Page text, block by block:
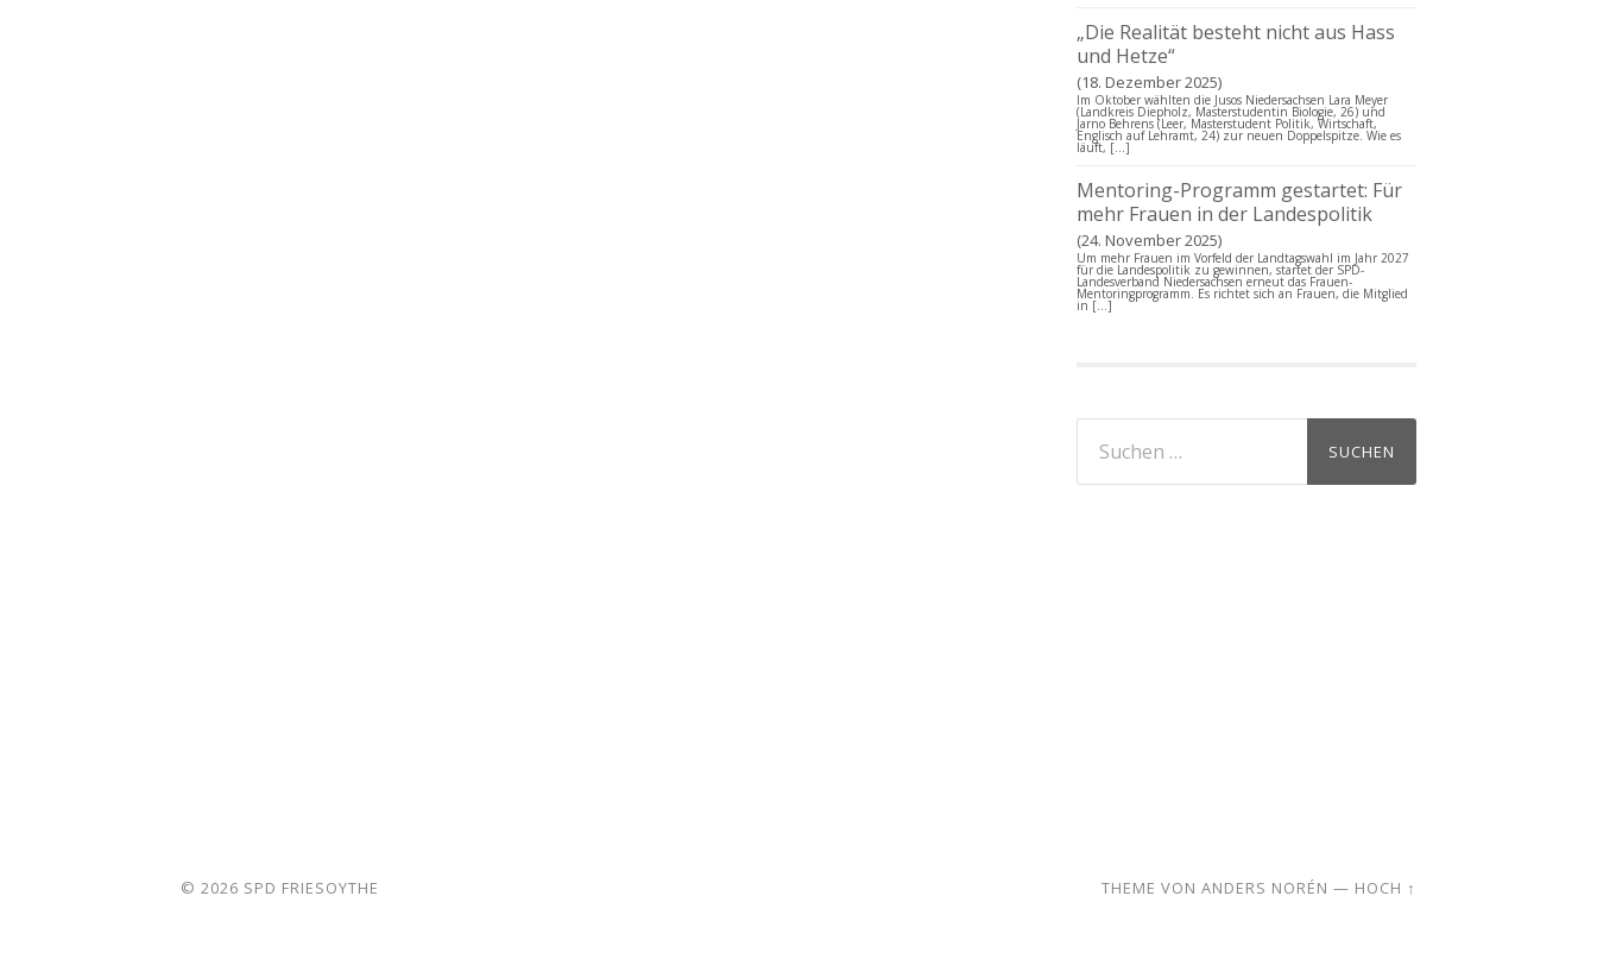
„Die Realität besteht nicht aus Hass
und Hetze“
18. Dezember 2025
Im Oktober wählten die Jusos Niedersachsen Lara Meyer
(Landkreis Diepholz, Masterstudentin Biologie, 26) und
Jarno Behrens (Leer, Masterstudent Politik, Wirtschaft,
Englisch auf Lehramt, 24) zur neuen Doppelspitze. Wie es
läuft, […]
Mentoring-Programm gestartet: Für
mehr Frauen in der Landespolitik
24. November 2025
Um mehr Frauen im Vorfeld der Landtagswahl im Jahr 2027
für die Landespolitik zu gewinnen, startet der SPD-
Landesverband Niedersachsen erneut das Frauen-
Mentoringprogramm. Es richtet sich an Frauen, die Mitglied
in […]
nach:
© 2026 SPD FRIESOYTHE THEME VON ANDERS NORÉN — HOCH ↑